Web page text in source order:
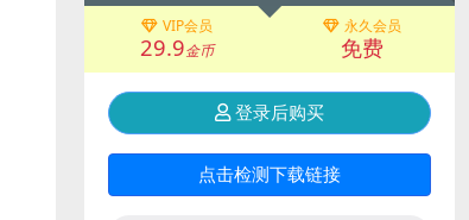
VIP会员
29.9金币
永久会员
免费
登录后购买
点击检测下载链接